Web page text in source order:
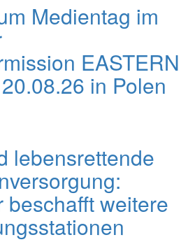
Medientag im
EASTERN
in Polen
lebensrettende
beschafft weitere